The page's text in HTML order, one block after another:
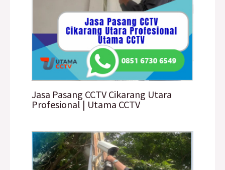
Jasa Pasang CCTV Cikarang Utara
Profesional | Utama CCTV